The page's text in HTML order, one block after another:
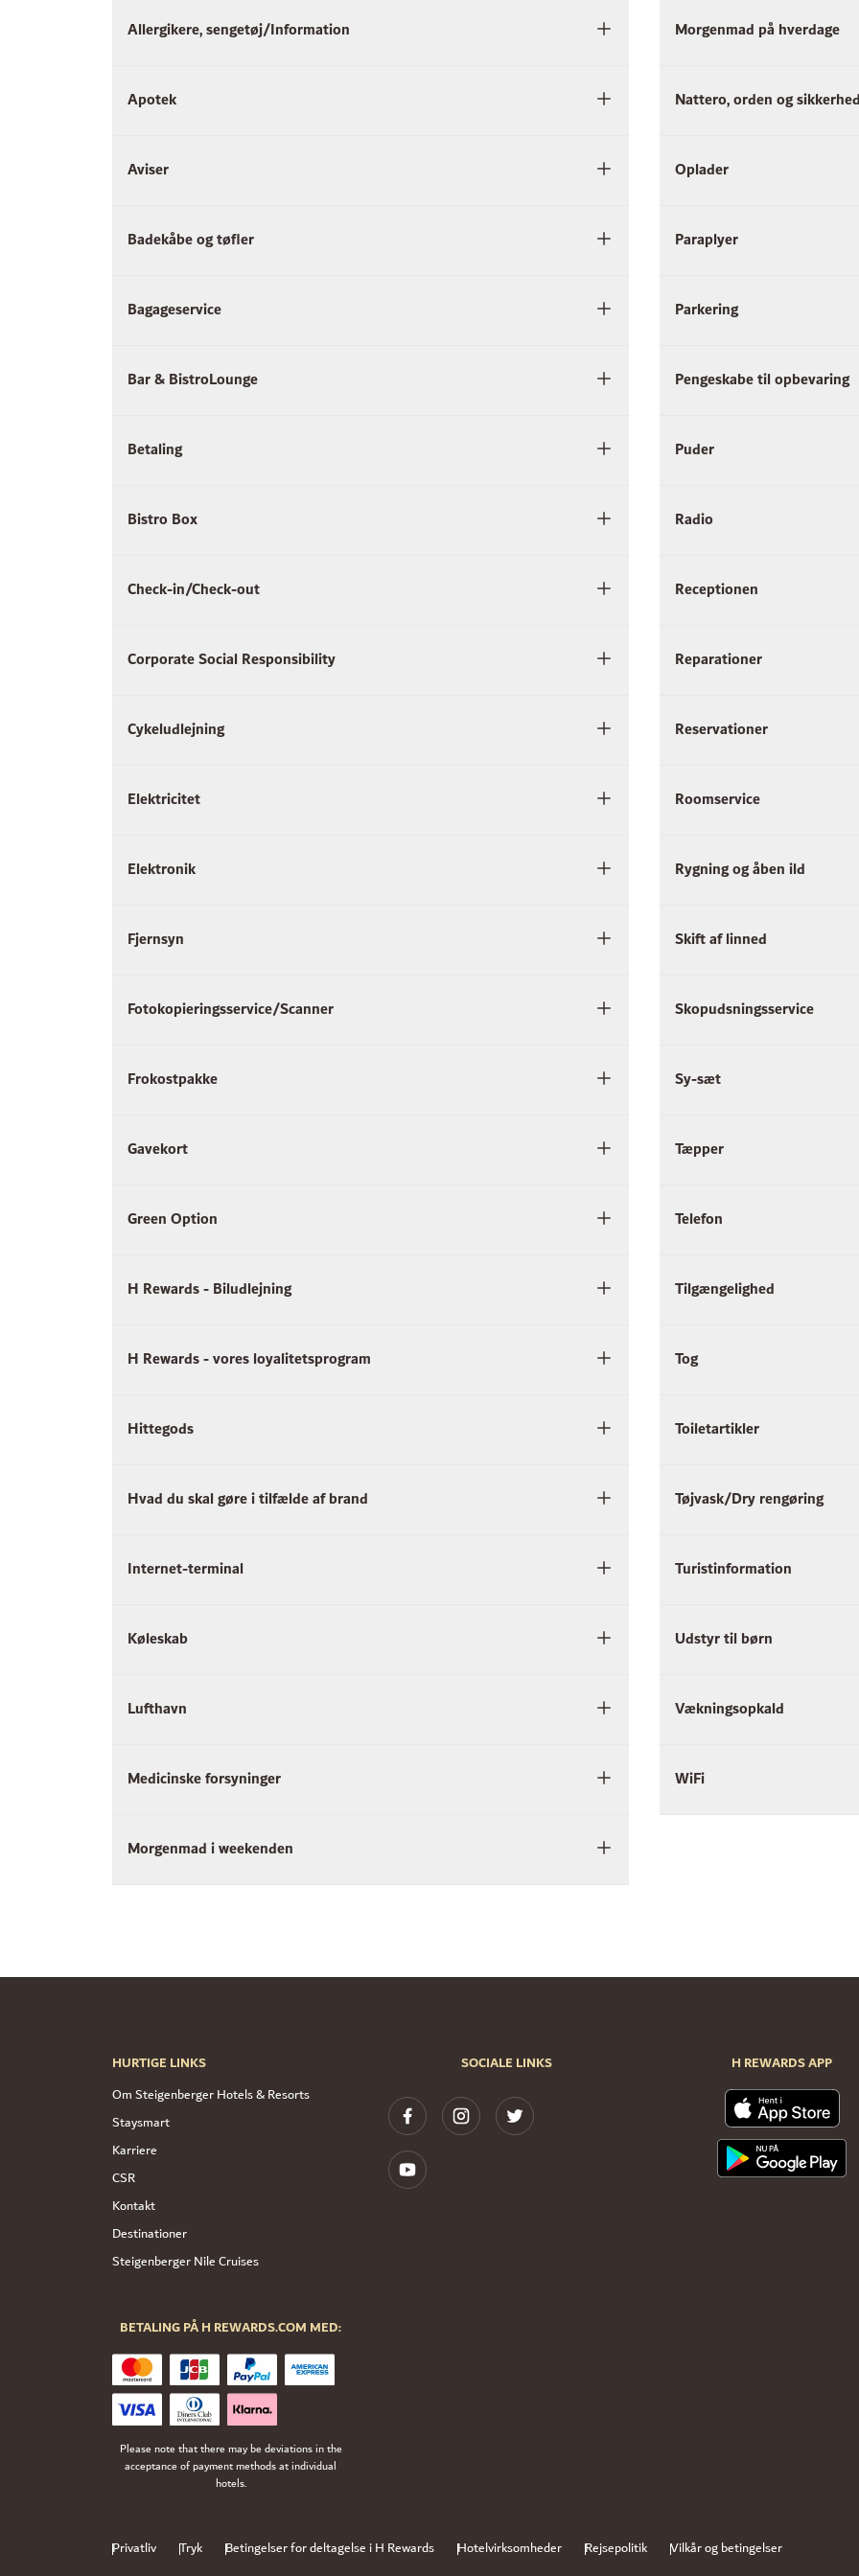
Allergikere, sengetøj/Information
Apotek
Aviser
Badekåbe og tøfler
Bagageservice
Bar & BistroLounge
Betaling
Bistro Box
Check-in/Check-out
Corporate Social Responsibility
Cykeludlejning
Elektricitet
Elektronik
Fjernsyn
Fotokopieringsservice/Scanner
Frokostpakke
Gavekort
Green Option
H Rewards - Biludlejning
H Rewards - vores loyalitetsprogram
Hittegods
Hvad du skal gøre i tilfælde af brand
Internet-terminal
Køleskab
Lufthavn
Medicinske forsyninger
Morgenmad i weekenden
Morgenmad på hverdage
Nattero, orden og
Oplader
Paraplyer
Parkering
Pengeskabe til opbevaring
Puder
Radio
Receptionen
Reparationer
Reservationer
Roomservice
Rygning og åben ild
Skift af linned
Skopudsningsservice
Sy-sæt
Tæpper
Telefon
Tilgængelighed
Tog
Toiletartikler
Tøjvask/Dry rengøring
Turistinformation
Udstyr til børn
Vækningsopkald
WiFi
HURTIGE LINKS
Om Steigenberger Hotels & Resorts
Staysmart
Karriere
CSR
Kontakt
Destinationer
Steigenberger Nile Cruises
SOCIALE LINKS H REWARDS APP
BETALING PÅ H REWARDS.COM MED:
Please note that there may be deviations in the
acceptance of payment methods at individual
hotels.
Privatliv Tryk Betingelser for deltagelse i H Rewards Hotelvirksomheder Rejsepolitik Vilkår og betingelser